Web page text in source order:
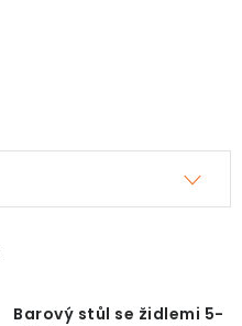
Barový stůl se židlemi 5-